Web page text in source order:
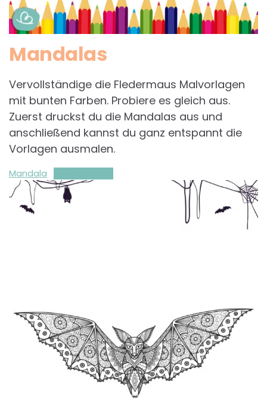
Mandalas
Vervollständige die Fledermaus Malvorlagen
mit bunten Farben. Probiere es gleich aus.
Zuerst druckst du die Mandalas aus und
anschließend kannst du ganz entspannt die
Vorlagen ausmalen.
Mandala